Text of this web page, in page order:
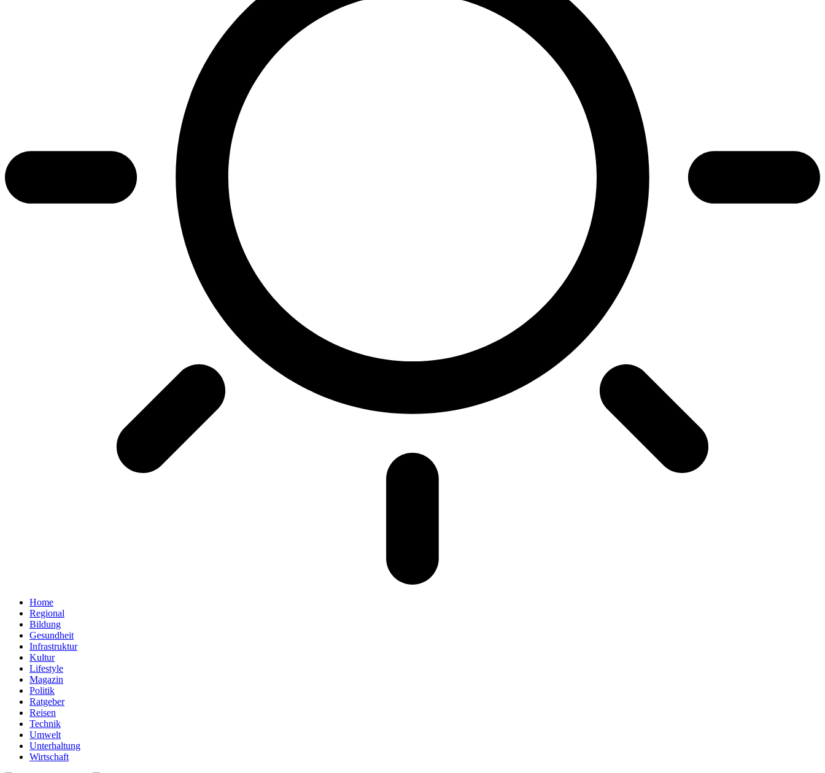
Home
Regional
Bildung
Gesundheit
Infrastruktur
Kultur
Lifestyle
Magazin
Politik
Ratgeber
Reisen
Technik
Umwelt
Unterhaltung
Wirtschaft